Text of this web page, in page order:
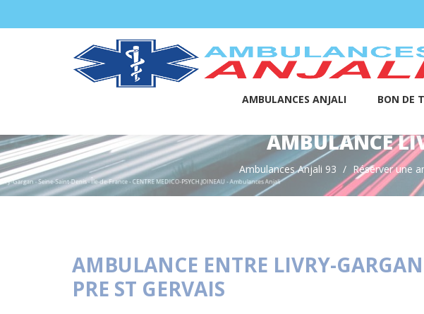
AMBULANCES ANJALI BON DE
AMBULANCE
Ambulances Anjali 93 Réserver une
AMBULANCE ENTRE LIVRY-
PRE ST GERVAIS